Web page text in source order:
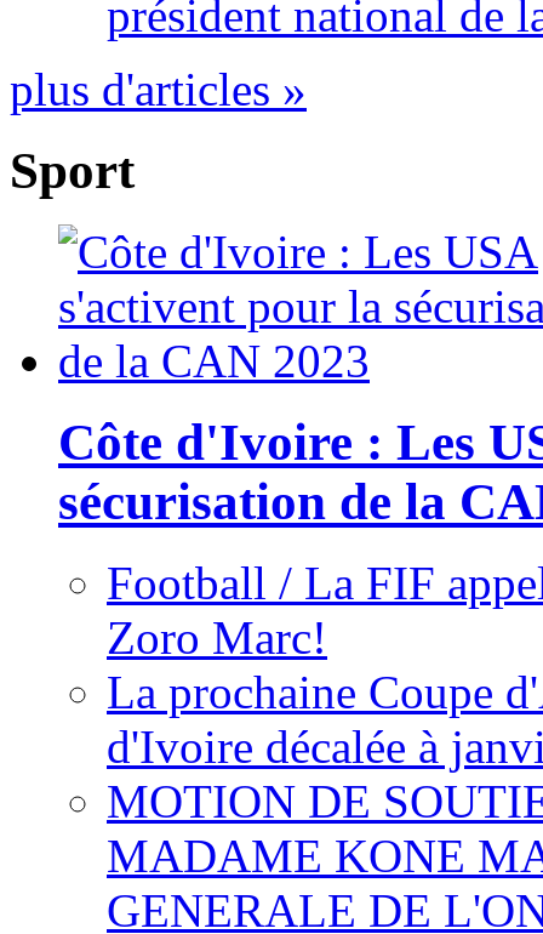
président national de
plus d'articles »
Sport
Côte d'Ivoire : Les
sécurisation de la
Football / La FIF
Zoro Marc!
La prochaine Coupe
d'Ivoire décalée à
MOTION DE
MADAME KONE
GENERALE DE